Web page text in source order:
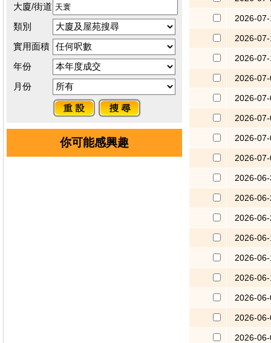
大廈/街道
類別
實用面積
年份
月份
你可能感興趣
2026-
2026-
2026-
2026-
2026-
2026-
2026-
2026-
2026-
2026-
2026-
2026-
2026-
2026-06-
2026-
2026-
2026-